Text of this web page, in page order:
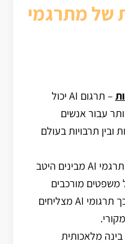
של מתרגמי
– תרגום AI יכול
עבור אנשים
ובין תרבויות בעולם
– מתרגמי AI מבינים היטב
מורכבים
והקשר של טקסט. בשל כך תרגומי AI מצליחים
מלאכותית